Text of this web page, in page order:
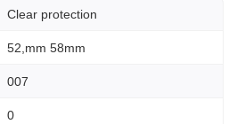
Clear protection
52,mm 58mm
007
0